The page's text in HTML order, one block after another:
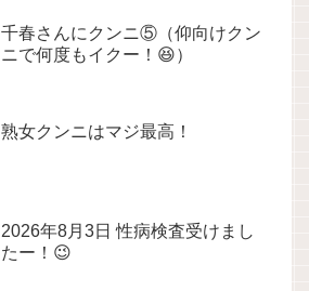
千春さんにクンニ⑤（仰向けクン
ニで何度もイクー！😆）
熟女クンニはマジ最高！
2026年8月3日 性病検査受けまし
たー！😉